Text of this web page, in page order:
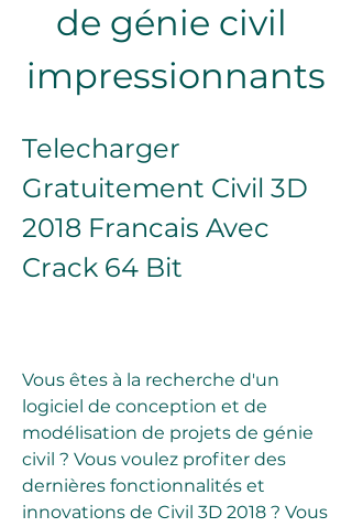
de génie civil
impressionnants
Telecharger
Gratuitement Civil 3D
2018 Francais Avec
Crack 64 Bit
Vous êtes à la recherche d'un
logiciel de conception et de
modélisation de projets de génie
civil ? Vous voulez profiter des
dernières fonctionnalités et
innovations de Civil 3D 2018 ? Vous